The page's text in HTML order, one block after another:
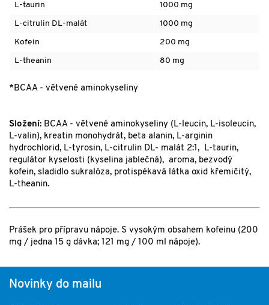
L-taurin 1000 mg
L-citrulin DL-malát 1000 mg
Kofein 200 mg
L-theanin 80 mg
*BCAA - větvené aminokyseliny
Složení: BCAA - větvené aminokyseliny (L-leucin, L-isoleucin,
L-valin), kreatin monohydrát, beta alanin, L-arginin
hydrochlorid, L-tyrosin, L-citrulin DL- malát 2:1, L-taurin,
regulátor kyselosti (kyselina jablečná), aroma, bezvodý
kofein, sladidlo sukralóza, protispékavá látka oxid křemičitý,
L-theanin.
Prášek pro přípravu nápoje. S vysokým obsahem kofeinu (200
mg / jedna 15 g dávka; 121 mg / 100 ml nápoje).
Novinky do mailu